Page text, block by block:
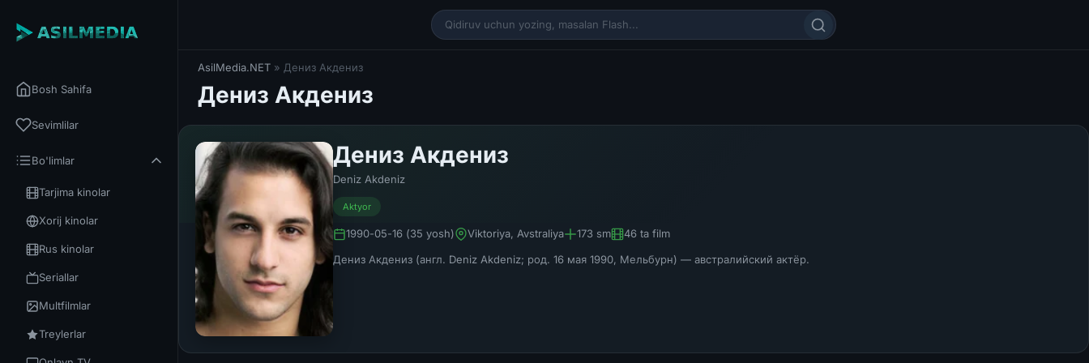
Bosh Sahifa
Sevimlilar
Bo'limlar
Tarjima kinolar
Xorij kinolar
Rus kinolar
Seriallar
Multfilmlar
Treylerlar
AsilMedia.NET » Дениз Акдениз
Дениз Акдениз
Дениз Акдениз
Deniz Akdeniz
Aktyor
1990-05-16 (35 yosh) Viktoriya, Avstraliya 173 sm
46 ta film
Дениз Акдениз (англ. Deniz Akdeniz; род. 16 мая 1990, Мельбурн) — австралийский актёр.